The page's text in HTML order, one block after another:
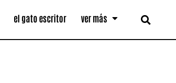
el gato escritor ver más